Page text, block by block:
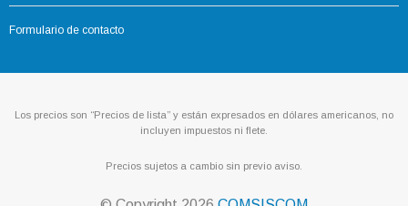
Formulario de contacto
Los precios son “Precios de lista” y están expresados en dólares americanos, no
incluyen impuestos ni flete.
Precios sujetos a cambio sin previo aviso.